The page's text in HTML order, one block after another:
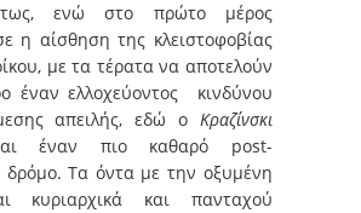
ενώ στο πρώτο μέρος
η αίσθηση της κλειστοφοβίας
με τα τέρατα να αποτελούν
έναν ελλοχεύοντος κινδύνου
απειλής, εδώ ο Κραζίνσκι
έναν πιο καθαρό post-
Τα όντα με την οξυμένη
κυριαρχικά και πανταχού